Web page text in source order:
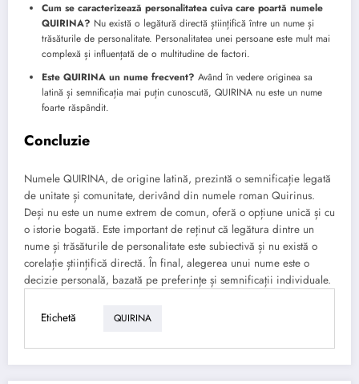
Cum se caracterizează personalitatea cuiva care poartă numele
QUIRINA? Nu există o legătură directă științifică între un nume și
trăsăturile de personalitate. Personalitatea unei persoane este mult mai
complexă și influențată de o multitudine de factori.
Este QUIRINA un nume frecvent? Având în vedere originea sa
latină și semnificația mai puțin cunoscută, QUIRINA nu este un nume
foarte răspândit.
Concluzie
Numele QUIRINA, de origine latină, prezintă o semnificație legată
de unitate și comunitate, derivând din numele roman Quirinus.
Deși nu este un nume extrem de comun, oferă o opțiune unică și cu
o istorie bogată. Este important de reținut că legătura dintre un
nume și trăsăturile de personalitate este subiectivă și nu există o
corelație științifică directă. În final, alegerea unui nume este o
decizie personală, bazată pe preferințe și semnificații individuale.
Etichetă QUIRINA